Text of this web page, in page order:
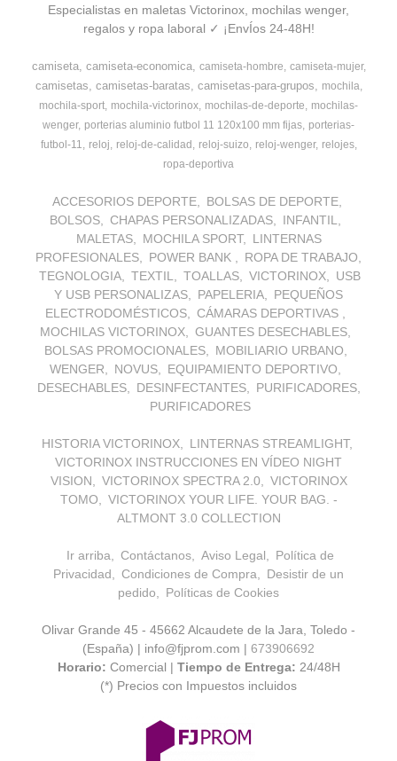
Especialistas en maletas Victorinox, mochilas wenger,
regalos y ropa laboral ✓ ¡EnvÍos 24-48H!
camiseta camiseta-economica camiseta-hombre camiseta-mujer
camisetas camisetas-baratas camisetas-para-grupos
mochila
mochila-sport mochila-victorinox mochilas-de-deporte
mochilas-
wenger porterias aluminio futbol 11 120x100 mm fijas porterias-
futbol-11
reloj reloj-de-calidad reloj-suizo reloj-wenger
relojes
ropa-deportiva
ACCESORIOS DEPORTE
BOLSAS DE DEPORTE
BOLSOS
CHAPAS PERSONALIZADAS
INFANTIL
MALETAS
MOCHILA SPORT
LINTERNAS
PROFESIONALES
POWER BANK
ROPA DE TRABAJO
TEGNOLOGIA
TEXTIL TOALLAS VICTORINOX
USB
Y USB PERSONALIZAS
PAPELERIA
PEQUEÑOS
ELECTRODOMÉSTICOS
CÁMARAS DEPORTIVAS
MOCHILAS VICTORINOX
GUANTES DESECHABLES
BOLSAS PROMOCIONALES
MOBILIARIO URBANO
WENGER
NOVUS
EQUIPAMIENTO DEPORTIVO
DESECHABLES
DESINFECTANTES
PURIFICADORES
PURIFICADORES
HISTORIA VICTORINOX
LINTERNAS STREAMLIGHT
VICTORINOX INSTRUCCIONES EN VÍDEO NIGHT
VISION
VICTORINOX SPECTRA 2.0
VICTORINOX
TOMO
VICTORINOX YOUR LIFE. YOUR BAG. -
ALTMONT 3.0 COLLECTION
Ir arriba Contáctanos Aviso Legal
Política de
Privacidad
Condiciones de Compra
Desistir de un
pedido
Políticas de Cookies
Olivar Grande 45 - 45662 Alcaudete de la Jara, Toledo -
(España) | info@fjprom.com | 673906692
Horario: Comercial | Tiempo de Entrega: 24/48H
(*) Precios con Impuestos incluidos